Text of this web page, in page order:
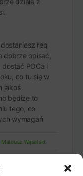
req
dobrze opisać,
POCa i
co tu się w
jakoś
będize to
tego, co
wymagań
Mateusz Wąsalski.